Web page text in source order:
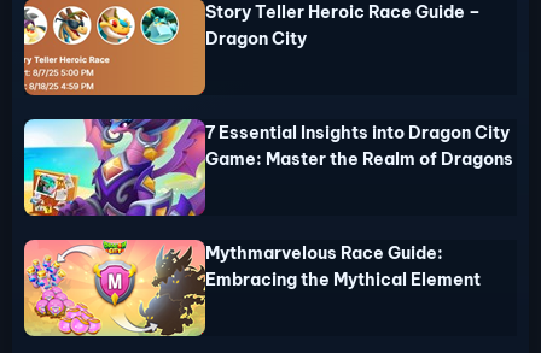
Story Teller Heroic Race Guide –
Dragon City
7 Essential Insights into Dragon City
Game: Master the Realm of Dragons
Mythmarvelous Race Guide:
Embracing the Mythical Element